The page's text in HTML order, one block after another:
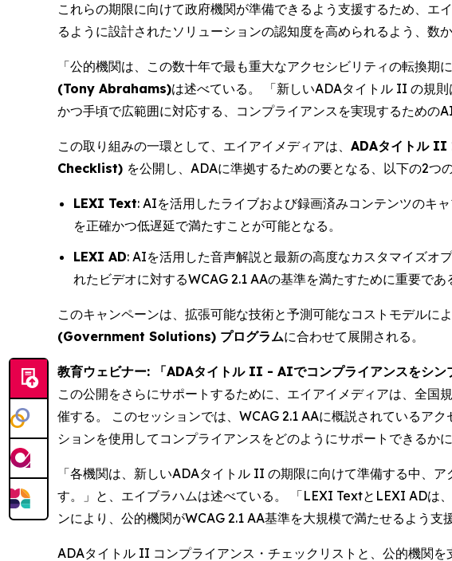
これらの期限に向けて政府機関が準備できるよう支援するため、エ
るように設計されたソリューションの認知度を高められるよう、数
「公的機関は、この数十年で最も重大なアクセシビリティの転換期
(Tony Abrahams)は述べている。 「新しいADAタイトル II の規
かつ手頃で広範囲に対応する、コンプライアンスを実現するための
この取り組みの一環として、エイアイメディアは、 ADAタイトル II
Checklist) を公開し、ADAに準拠するための要となる、以下の2つ
LEXI Text: AIを活用したライブおよび録画済みコンテンツのキ
を正確かつ低遅延で満たすことが可能となる。
LEXI AD: AIを活用した音声解説と最新の高度なカスタマイズオ
れたビデオに対するWCAG 2.1 AAの基準を満たすために重要であ
このキャンペーンは、拡張可能な技術と予測可能なコストモデル
(Government Solutions) プログラムに合わせて展開される。
教育ウェビナー: 「ADAタイトル II - AIでコンプライアンスを
この公開をさらにサポートするために、エイアイメディアは、全国
催する。 このセッションでは、WCAG 2.1 AAに概説されているア
ションを使用してコンプライアンスをどのようにサポートできるか
「各機関は、新しいADAタイトル II の期限に向けて準備する中、
す。」と、エイブラハムは述べている。 「LEXI TextとLEXI ADは
ンにより、公的機関がWCAG 2.1 AA基準を大規模で満たせるよう支
ADAタイトル II コンプライアンス・チェックリストと、公的機関